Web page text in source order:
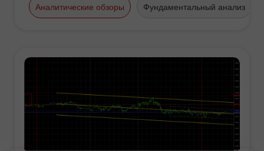
Аналитические обзоры Фундаментальный анализ